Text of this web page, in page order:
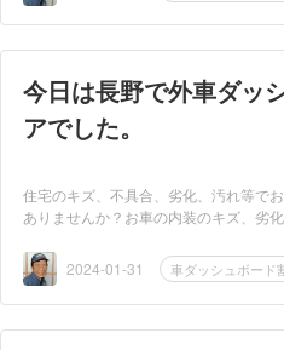
今日は長野で外車ダッ
アでした。
住宅のキズ、不具合、劣化、汚れ等で
ありませんか？お車の内装のキズ、劣
2024-01-31
車ダッシュボード